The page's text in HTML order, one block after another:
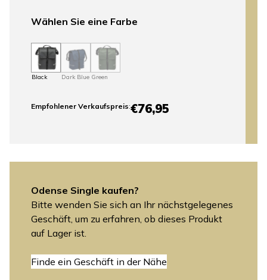
Wählen Sie eine Farbe
Black Dark Blue Green
Empfohlener Verkaufspreis:€76,95
Odense Single kaufen?
Bitte wenden Sie sich an Ihr nächstgelegenes
Geschäft, um zu erfahren, ob dieses Produkt
auf Lager ist.
Finde ein Geschäft in der Nähe